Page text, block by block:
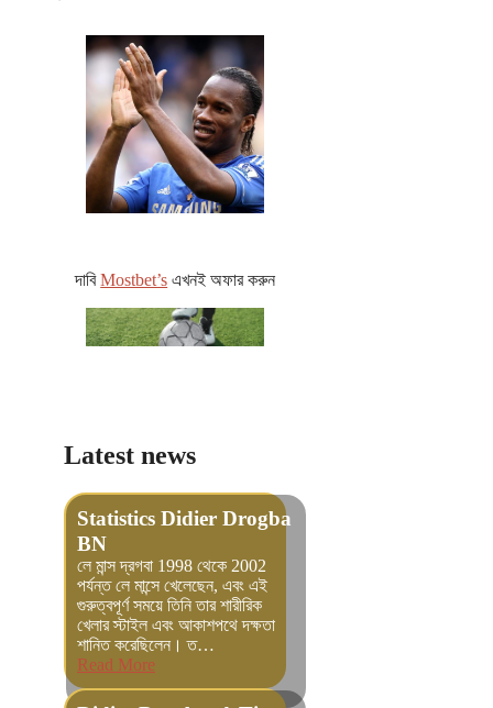
দাবিMostbet’s এখনই অফার করুন
Latest news
Statistics Didier Drogba
BN
লে মান্স দ্রগবা 1998 থেকে 2002
পর্যন্ত লে মান্সে খেলেছেন, এবং এই
গুরুত্বপূর্ণ সময়ে তিনি তার শারীরিক
খেলার স্টাইল এবং আকাশপথে দক্ষতা
শানিত করেছিলেন। ত…
Read More